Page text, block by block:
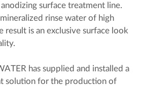
surface treatment line.
rinse water of high
result is an exclusive surface look
has supplied and installed a
solution for the production of